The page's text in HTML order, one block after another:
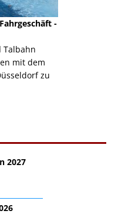
-
Talbahn
mit dem
zu
2027